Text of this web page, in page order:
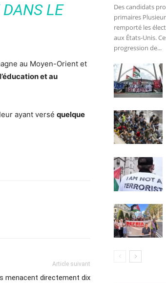
LE
au Moyen-Orient et
et au
ayant versé quelque
Article suivant
menacent directement dix
Des candidats
primaires
remporté les
aux États-Unis.
progression de...